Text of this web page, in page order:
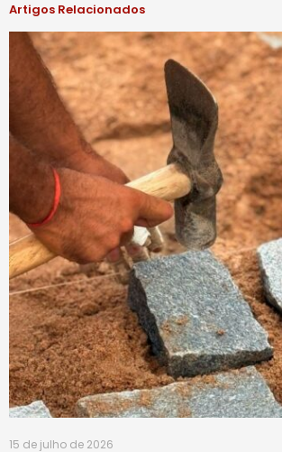
Artigos Relacionados
15 de julho de 2026